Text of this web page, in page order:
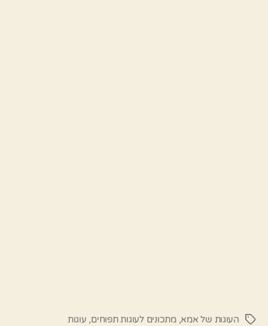
תגיותהעוגות של אמא,מתכונים לעוגות תפוחים, עוגות